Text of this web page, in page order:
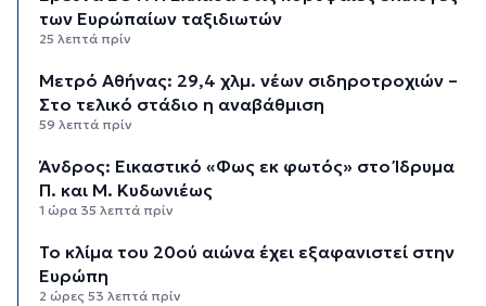
των Ευρώπαίων ταξιδιωτών
25 λεπτά πρίν
Μετρό Αθήνας: 29,4 χλμ. νέων σιδηροτροχιών –
Στο τελικό στάδιο η αναβάθμιση
59 λεπτά πρίν
Άνδρος: Εικαστικό «Φως εκ φωτός» στο Ίδρυμα
Π. και Μ. Κυδωνιέως
1 ώρα 35 λεπτά πρίν
Το κλίμα του 20ού αιώνα έχει εξαφανιστεί στην
Ευρώπη
2 ώρες 53 λεπτά πρίν